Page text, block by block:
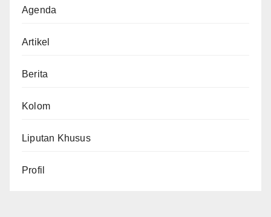
Agenda
Artikel
Berita
Kolom
Liputan Khusus
Profil